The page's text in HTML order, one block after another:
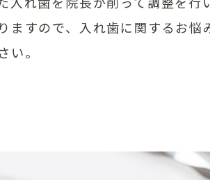
ますので、入れ歯に関するお悩
い。